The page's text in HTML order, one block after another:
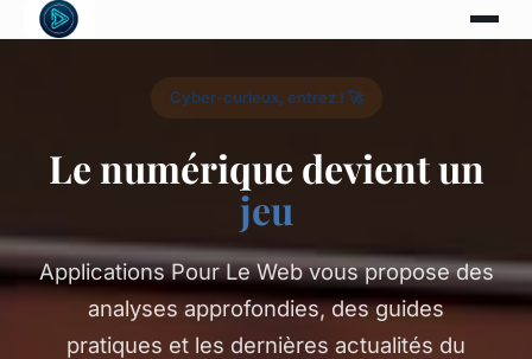
Cyber-curieux, entrez ! 🚀
Le numérique devient un
jeu
Applications Pour Le Web vous propose des
analyses approfondies, des guides
pratiques et les dernières actualités du